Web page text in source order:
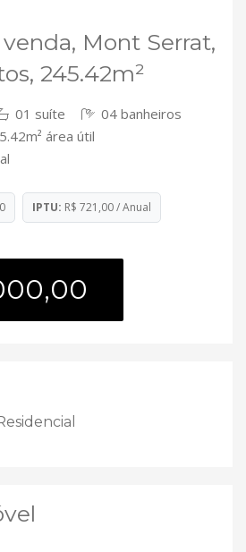
Mont Serrat,
245.42m²
01 suíte
04 banheiros
área útil
IPTU: R$ 721,00 / Anual